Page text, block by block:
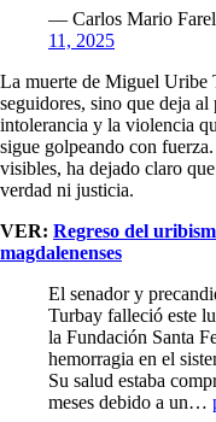
— Carlos Mario
11, 2025
La muerte de Miguel Uribe
seguidores, sino que deja
intolerancia y la violencia
sigue golpeando con
visibles, ha dejado claro
verdad ni justicia.
VER: Regreso del
magdalenenses
El senador y
Turbay falleció este
la Fundación Santa
hemorragia en el
Su salud estaba
meses debido a un…